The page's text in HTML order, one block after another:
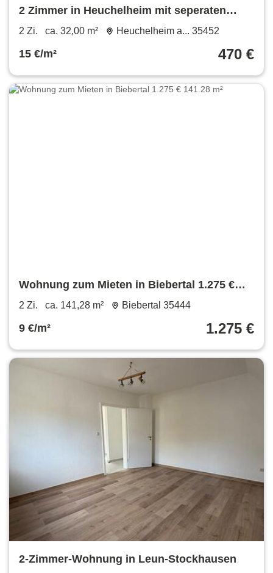
2 Zimmer in Heuchelheim mit seperaten
Eingang in ruhiger Lage
2 Zi. ca. 32,00 m² Heuchelheim a... 35452
15 €/m² 470 €
Wohnung zum Mieten in Biebertal 1.275 €
141.28 m²
2 Zi. ca. 141,28 m² Biebertal 35444
9 €/m² 1.275 €
2-Zimmer-Wohnung in Leun-Stockhausen